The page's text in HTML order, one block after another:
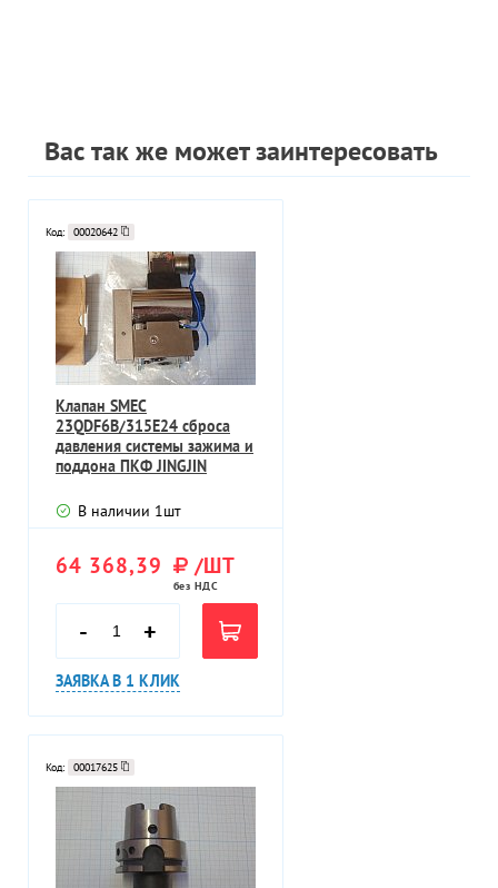
Вас так же может заинтересовать
Код: 00020642
Клапан SMEC
23QDF6B/315E24 сброса
давления системы зажима и
поддона ПКФ JINGJIN
В наличии 1шт
64 368,39 /ШТ
без НДС
- +
ЗАЯВКА В 1 КЛИК
Код: 00017625